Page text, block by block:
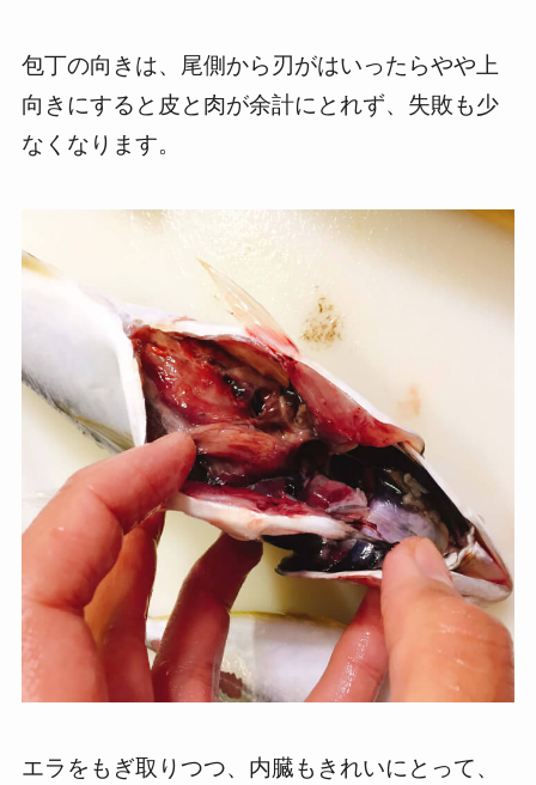
包丁の向きは、尾側から刃がはいったらやや上
向きにすると皮と肉が余計にとれず、失敗も少
なくなります。
エラをもぎ取りつつ、内臓もきれいにとって、